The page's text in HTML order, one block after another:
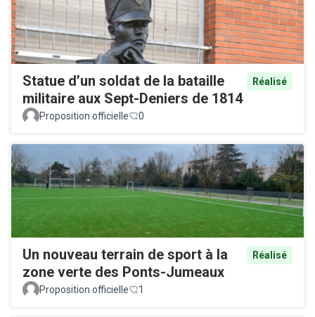
Statue d’un soldat de la bataille
militaire aux Sept-Deniers de 1814
Réalisé
Proposition officielle 0
Un nouveau terrain de sport à la
zone verte des Ponts-Jumeaux
Réalisé
Proposition officielle 1